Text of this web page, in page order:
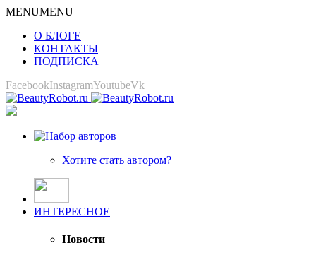
MENUMENU
О БЛОГЕ
КОНТАКТЫ
ПОДПИСКА
FacebookInstagramYoutubeVk
Хотите стать автором?
ИНТЕРЕСНОЕ
Новости